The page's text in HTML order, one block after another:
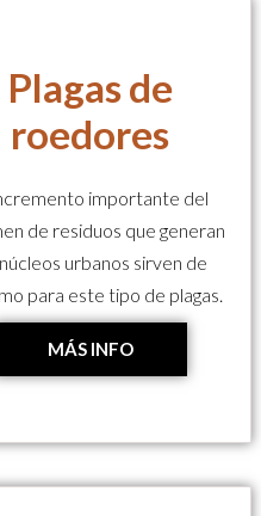
Plagas de
roedores
importante del
de residuos que generan
urbanos sirven de
para este tipo de plagas.
MÁS INFO